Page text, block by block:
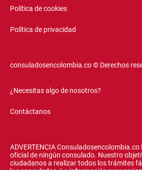
Política de cookies
Política de privacidad
consuladosencolombia.co © Derechos
¿Necesitas algo de nosotros?
Contáctanos
ADVERTENCIA Consuladosencolombia.co
oficial de ningún consulado. Nuestro
ciudadanos a realizar todos los trámites